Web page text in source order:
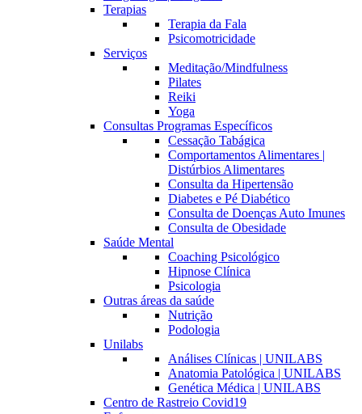
Terapias
Terapia da Fala
Psicomotricidade
Serviços
Meditação/Mindfulness
Pilates
Reiki
Yoga
Consultas Programas Específicos
Cessação Tabágica
Comportamentos Alimentares |
Distúrbios Alimentares
Consulta da Hipertensão
Diabetes e Pé Diabético
Consulta de Doenças Auto Imunes
Consulta de Obesidade
Saúde Mental
Coaching Psicológico
Hipnose Clínica
Psicologia
Outras áreas da saúde
Nutrição
Podologia
Unilabs
Análises Clínicas | UNILABS
Anatomia Patológica | UNILABS
Genética Médica | UNILABS
Centro de Rastreio Covid19